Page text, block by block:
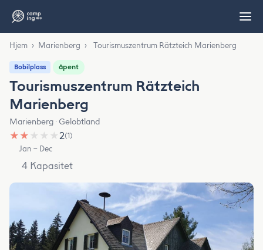
Hjem › Marienberg › Tourismuszentrum Rätzteich Marienberg
Bobilplass åpent
Tourismuszentrum Rätzteich
Marienberg
Marienberg · Gelobtland
★ ★ ★ ★ ★2(1)
Jan – Dec
4 Kapasitet